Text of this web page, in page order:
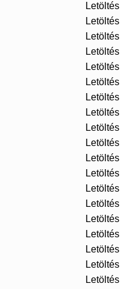
Letöltés
Letöltés
Letöltés
Letöltés
Letöltés
Letöltés
Letöltés
Letöltés
Letöltés
Letöltés
Letöltés
Letöltés
Letöltés
Letöltés
Letöltés
Letöltés
Letöltés
Letöltés
Letöltés